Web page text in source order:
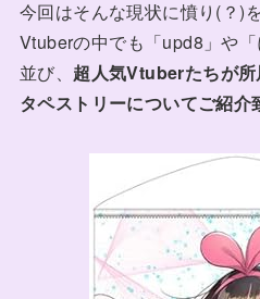
今回はそんな現状に憤り(？)
Vtuberの中でも「upd8」や
並び、 超人気Vtuberたちが
タペストリーについてご紹介